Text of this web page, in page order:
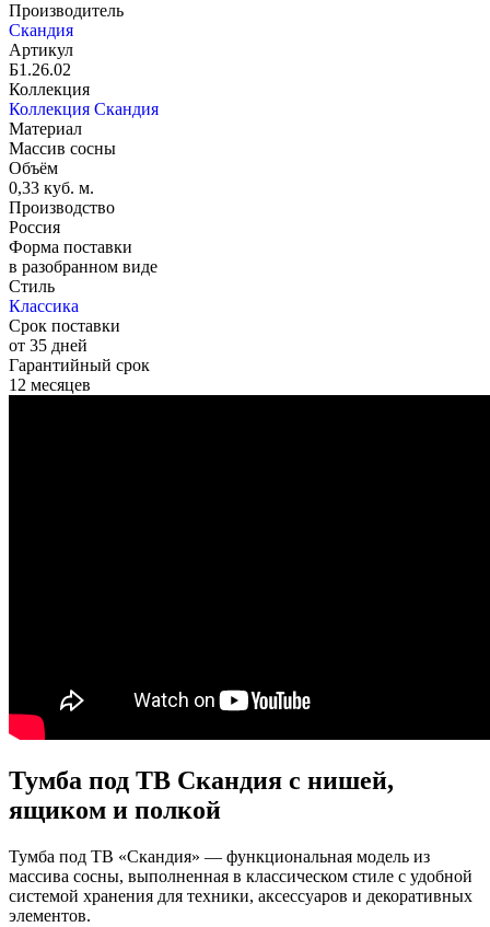
Производитель
Скандия
Артикул
Б1.26.02
Коллекция
Коллекция Скандия
Материал
Массив сосны
Объём
0,33 куб. м.
Производство
Россия
Форма поставки
в разобранном виде
Стиль
Классика
Срок поставки
от 35 дней
Гарантийный срок
12 месяцев
Тумба под ТВ Скандия с нишей,
ящиком и полкой
Тумба под ТВ «Скандия» — функциональная модель из
массива сосны, выполненная в классическом стиле с удобной
системой хранения для техники, аксессуаров и декоративных
элементов.